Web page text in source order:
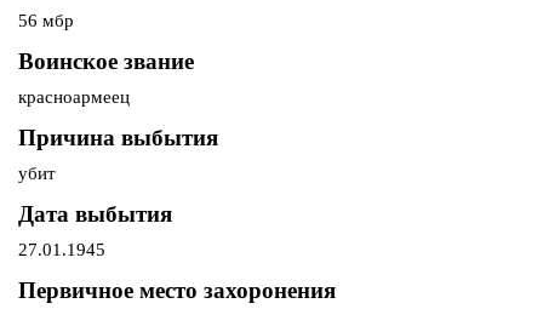
56 мбр
Воинское звание
красноармеец
Причина выбытия
убит
Дата выбытия
27.01.1945
Первичное место захоронения